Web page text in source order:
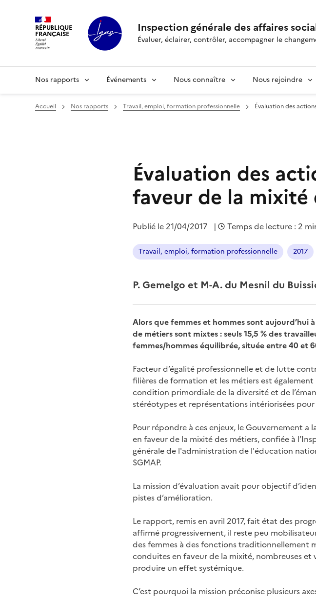
RÉPUBLIQUE
FRANÇAISE Inspection générale des affaires
Évaluer, éclairer, contrôler, accompagner le
Nos rapports Événements Nous connaître Nous rejoindre
Accueil Nos rapports Travail, emploi, formation professionnelle Évaluation des
Évaluation des
faveur de la mixité
Publié le 21/04/2017 | Temps de lecture : 2
Travail, emploi, formation professionnelle 2017
P. Gemelgo et M-A. du Mesnil du
Alors que femmes et hommes sont aujourd’hui
de métiers sont mixtes : seuls 15,5 % des
femmes/hommes équilibrée, située entre 40 et
Facteur d’égalité professionnelle et de lutte
filières de formation et les métiers est également
condition primordiale de la diversité et de
stéréotypes et représentations intériorisées
Pour répondre à ces enjeux, le Gouvernement
en faveur de la mixité des métiers, confiée à
générale de l'administration de l'éducation
SGMAP.
La mission d’évaluation avait pour objectif
pistes d’amélioration.
Le rapport, remis en avril 2017, fait état des
affirmé progressivement, il reste peu
des femmes à des fonctions traditionnellement
conduites en faveur de la mixité, nombreuses
produire un effet systémique.
C’est pourquoi la mission préconise plusieurs